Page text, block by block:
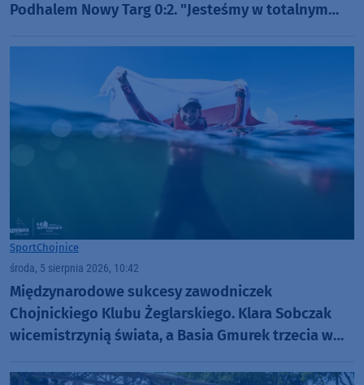
Podhalem Nowy Targ 0:2. "Jesteśmy w totalnym
SportChojnice
środa, 5 sierpnia 2026, 10:42
Międzynarodowe sukcesy zawodniczek
Chojnickiego Klubu Żeglarskiego. Klara Sobczak
wicemistrzynią świata, a Basia Gmurek trzecia w